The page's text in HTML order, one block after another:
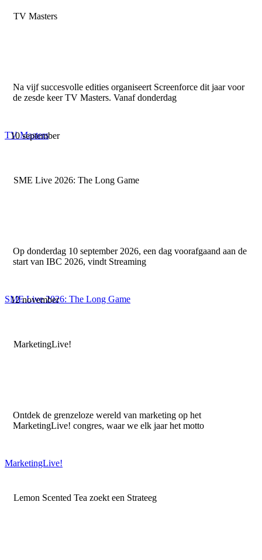
TV Masters
Na vijf succesvolle edities organiseert Screenforce dit jaar voor
de zesde keer TV Masters. Vanaf donderdag
TV Masters
10 september
SME Live 2026: The Long Game
Op donderdag 10 september 2026, een dag voorafgaand aan de
start van IBC 2026, vindt Streaming
SME Live 2026: The Long Game
12 november
MarketingLive!
Ontdek de grenzeloze wereld van marketing op het
MarketingLive! congres, waar we elk jaar het motto
MarketingLive!
Lemon Scented Tea zoekt een Strateeg